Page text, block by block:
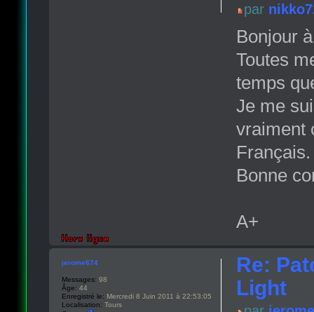
par
Bonjour
Toutes
temps
Je me
vraiment
Français.
Bonne
A+
Re:
Light
jerome674
Messages: 98
Âge: 44
Enregistré le: Mercredi 8 Juin 2011 à 22:53:05
Localisation: Tours